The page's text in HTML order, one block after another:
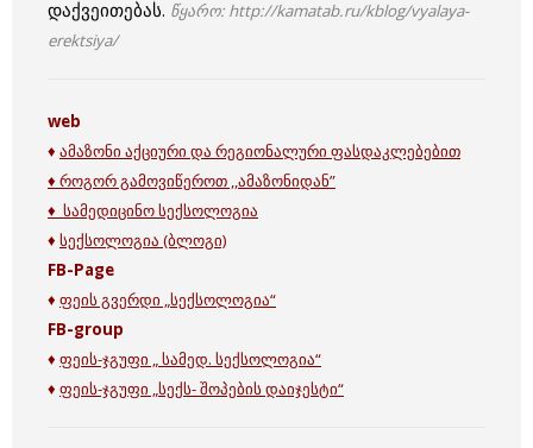
დაქვეითებას. წყარო: http://kamatab.ru/kblog/vyalaya-
erektsiya/
web
♦ ამაზონი აქციური და რეგიონალური ფასდაკლებებით
♦ როგორ გამოვიწეროთ ,,ამაზონიდან”
♦ სამედიცინო სექსოლოგია
♦ სექსოლოგია (ბლოგი)
FB-Page
♦ ფეის გვერდი „სექსოლოგია“
FB-group
♦ ფეის-ჯგუფი „ სამედ. სექსოლოგია“
♦ ფეის-ჯგუფი „სექს- შოპების დაიჯესტი“